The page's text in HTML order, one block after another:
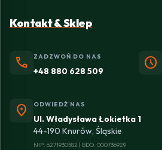
Kontakt & Sklep
phone ZADZWOŃ DO NAS
+48 880 628 509 schedule
location_on ODWIEDŹ NAS
Ul. Władysława Łokietka 1
44-190 Knurów, Śląskie
NIP: 6271930582 | BDO: 000736929